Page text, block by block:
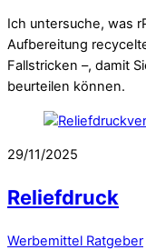
Ich untersuche, was
Aufbereitung
Fallstricken –, damit
beurteilen können.
29/11/2025
Reliefdruck
Werbemittel Ratgeber